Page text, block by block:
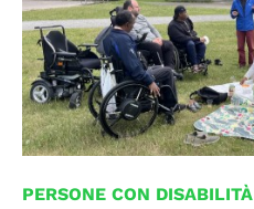
PERSONE CON DISABILITÀ